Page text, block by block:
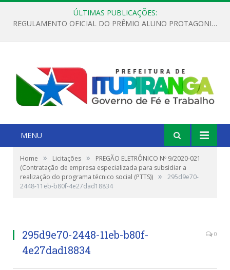
ÚLTIMAS PUBLICAÇÕES:
REGULAMENTO OFICIAL DO PRÊMIO ALUNO PROTAGONISTA – EDIÇÃO 2026
MENU
Home » Licitações »
PREGÃO ELETRÔNICO Nº 9/2020-021
(Contratação de empresa especializada para subsidiar a
realização do programa técnico social (PTTS)) »
295d9e70-
2448-11eb-b80f-4e27dad18834
295d9e70-2448-11eb-b80f-
4e27dad18834
0